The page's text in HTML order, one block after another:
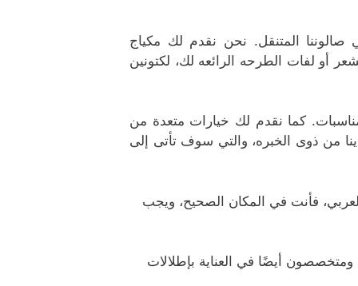
صالوننا المتنقل. نحن نقدم لك مكياج
أو لفات الطرحه الرائعه لك، لكتونين
كما نقدم لك خيارات متعدة من
من ذوى الخبره، والتي سوف تأتى إلى
فأنت في المكان الصحيح، ويجب
أيضًا في العناية بإطلالات